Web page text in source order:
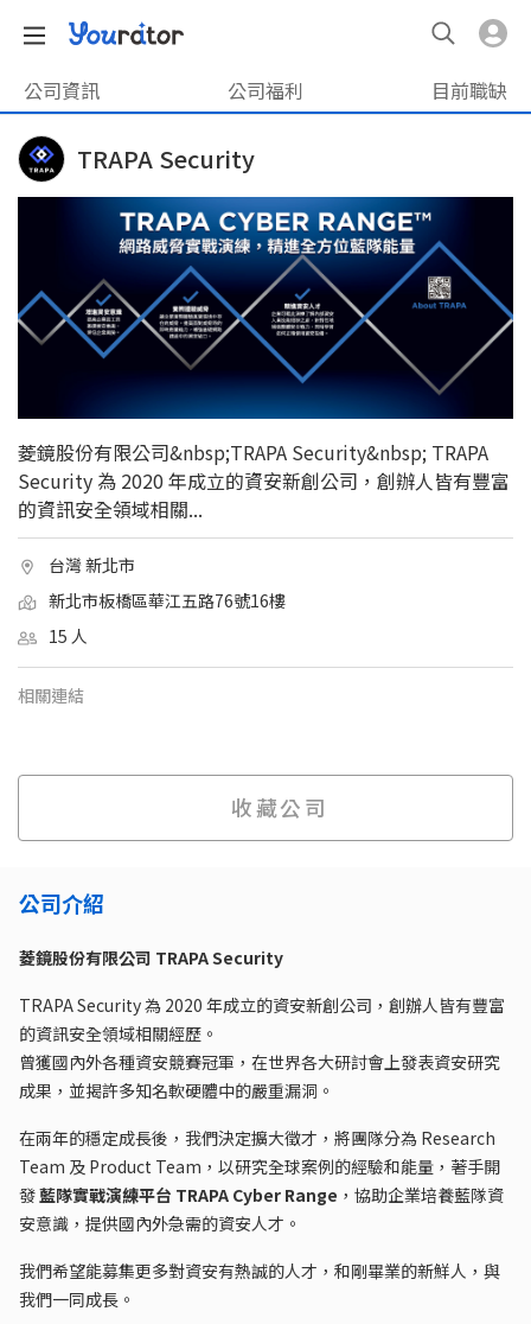
公司資訊 公司福利 目前職缺
TRAPA Security
菱鏡股份有限公司&nbsp;TRAPA Security&nbsp; TRAPA
Security 為 2020 年成立的資安新創公司，創辦人皆有豐富
的資訊安全領域相關...
台灣 新北市
新北市板橋區華江五路76號16樓
15 人
相關連結
收藏公司
公司介紹
菱鏡股份有限公司 TRAPA Security
TRAPA Security 為 2020 年成立的資安新創公司，創辦人皆有豐富
的資訊安全領域相關經歷。
曾獲國內外各種資安競賽冠軍，在世界各大研討會上發表資安研究
成果，並揭許多知名軟硬體中的嚴重漏洞。
在兩年的穩定成長後，我們決定擴大徵才，將團隊分為 Research
Team 及 Product Team，以研究全球案例的經驗和能量，著手開
發藍隊實戰演練平台 TRAPA Cyber Range ，協助企業培養藍隊資
安意識，提供國內外急需的資安人才。
我們希望能募集更多對資安有熱誠的人才，和剛畢業的新鮮人，與
我們一同成長。